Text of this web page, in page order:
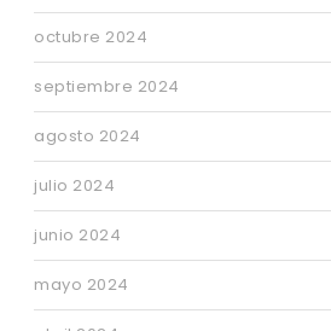
octubre 2024
septiembre 2024
agosto 2024
julio 2024
junio 2024
mayo 2024